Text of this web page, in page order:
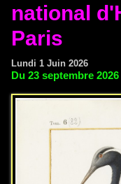
national
Paris
Lundi 1 Juin 2026
Du 23 septembre